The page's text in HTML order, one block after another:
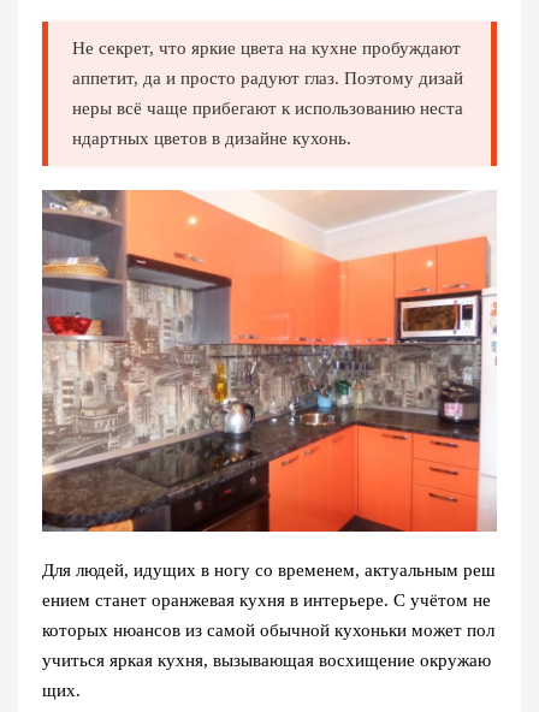
Не секрет, что яркие цвета на кухне пробуждают
аппетит, да и просто радуют глаз. Поэтому дизай
неры всё чаще прибегают к использованию неста
ндартных цветов в дизайне кухонь.
Для людей, идущих в ногу со временем, актуальным реш
ением станет оранжевая кухня в интерьере. С учётом не
которых нюансов из самой обычной кухоньки может пол
учиться яркая кухня, вызывающая восхищение окружаю
щих.